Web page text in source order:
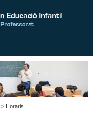
> Horaris